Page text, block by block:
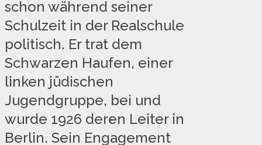
schon während seiner
Schulzeit in der Realschule
politisch. Er trat dem
Schwarzen Haufen, einer
linken jüdischen
Jugendgruppe, bei und
wurde 1926 deren Leiter in
Berlin. Sein Engagement